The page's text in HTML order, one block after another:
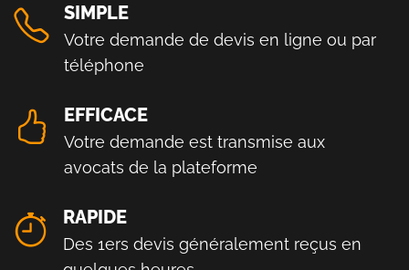
SIMPLE
Votre demande de devis en ligne ou par
téléphone
EFFICACE
Votre demande est transmise aux
avocats de la plateforme
RAPIDE
Des 1ers devis généralement reçus en